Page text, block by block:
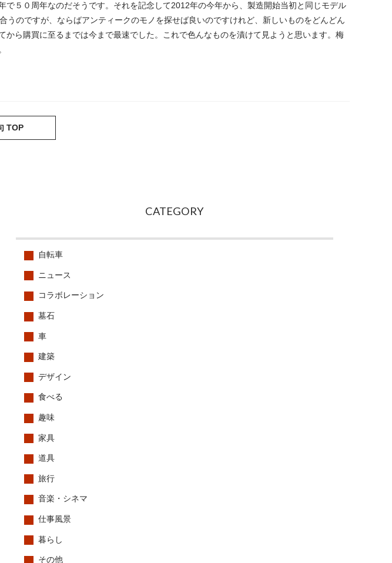
５０周年なのだそうです。それを記念して2012年の今年から、製造開始当初と同じモデル
のですが、ならばアンティークのモノを探せば良いのですけれど、新しいものをどんどん
ら購買に至るまでは今まで最速でした。これで色んなものを漬けて見ようと思います。梅
TOP
CATEGORY
自転車
ニュース
コラボレーション
墓石
車
建築
デザイン
食べる
趣味
家具
道具
旅行
音楽・シネマ
仕事風景
暮らし
その他